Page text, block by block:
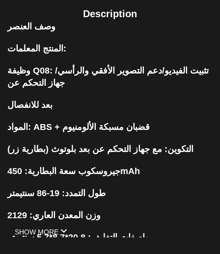
Description
وصف العنصر
المنتج المعلمات:
وظيفة Q08: تثبيت الفيديو/دعم التصوير الأفقي والرأسي/
جهاز التحكم عن
بعد للانفصال
المواد: ABS + قضبان مسبكة الألومنيوم
التكوين: مع جهاز التحكم عن بعد بلوتوث (بطارية زر)
جيروسكوب سعة البطارية: 450mAh
طول التمدد: 19-86 سنتيمتر
وزن المعدن العاري: 2129
مواصفات التغليف: 20.8*8.7*5.7 سنتيمتر
SHOW MORE